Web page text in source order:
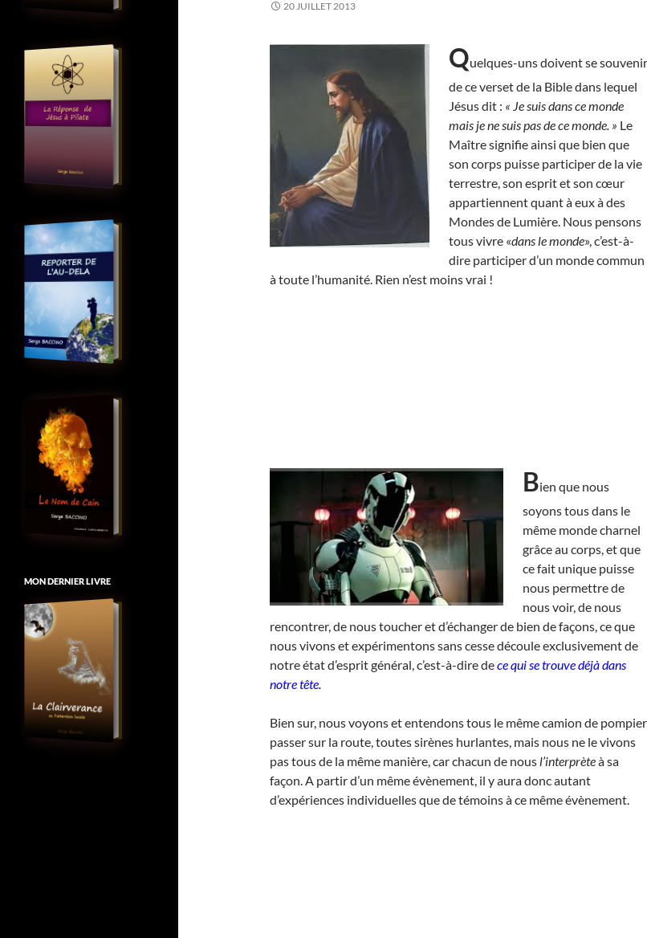
20 JUILLET 2013
Quelques-uns doivent se souvenir
de ce verset de la Bible dans lequel
Jésus dit : « Je suis dans ce monde
mais je ne suis pas de ce monde. » Le
Maître signifie ainsi que bien que
son corps puisse participer de la vie
terrestre, son esprit et son cœur
appartiennent quant à eux à des
Mondes de Lumière. Nous pensons
tous vivre «dans le monde», c’est-à-
dire participer d’un monde commun
à toute l’humanité. Rien n’est moins vrai !
Bien que nous
soyons tous dans le
même monde charnel
grâce au corps, et que
ce fait unique puisse
nous permettre de
nous voir, de nous
rencontrer, de nous toucher et d’échanger de bien de façons, ce que
nous vivons et expérimentons sans cesse découle exclusivement de
notre état d’esprit général, c’est-à-dire dece qui se trouve déjà dans
notre tête.
Bien sur, nous voyons et entendons tous le même camion de pompier
passer sur la route, toutes sirènes hurlantes, mais nous ne le vivons
pas tous de la même manière, car chacun de nous l’interprèteà sa
façon. A partir d’un même évènement, il y aura donc autant
d’expériences individuelles que de témoins à ce même évènement.
MON DERNIER LIVRE